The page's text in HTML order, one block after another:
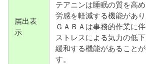
届出表
示
テアニンは睡眠の質を高
労感を軽減する機能があり
ＧＡＢＡは事務的作業に
ストレスによる気力の低
緩和する機能があること
す。